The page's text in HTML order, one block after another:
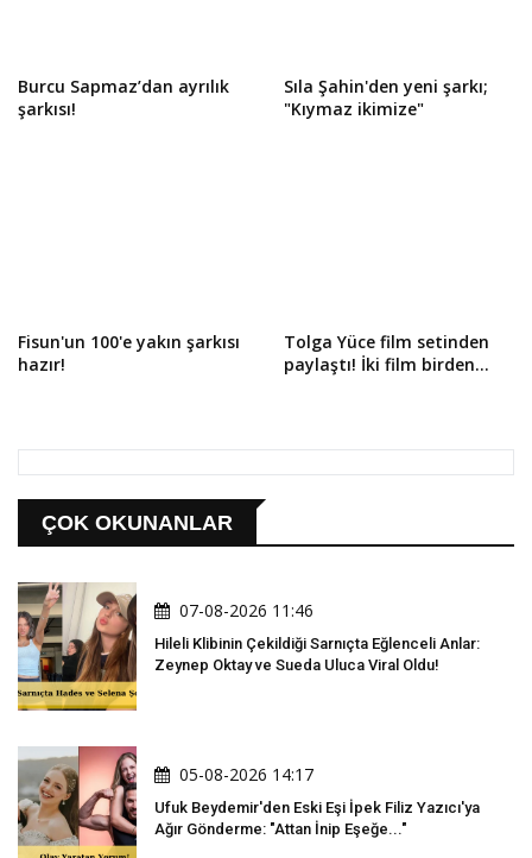
Burcu Sapmaz’dan ayrılık
şarkısı!
Sıla Şahin'den yeni şarkı;
"Kıymaz ikimize"
Fisun'un 100'e yakın şarkısı
hazır!
Tolga Yüce film setinden
paylaştı! İki film birden...
ÇOK OKUNANLAR
07-08-2026 11:46
Hileli Klibinin Çekildiği Sarnıçta Eğlenceli Anlar:
Zeynep Oktay ve Sueda Uluca Viral Oldu!
05-08-2026 14:17
Ufuk Beydemir'den Eski Eşi İpek Filiz Yazıcı'ya
Ağır Gönderme: "Attan İnip Eşeğe..."